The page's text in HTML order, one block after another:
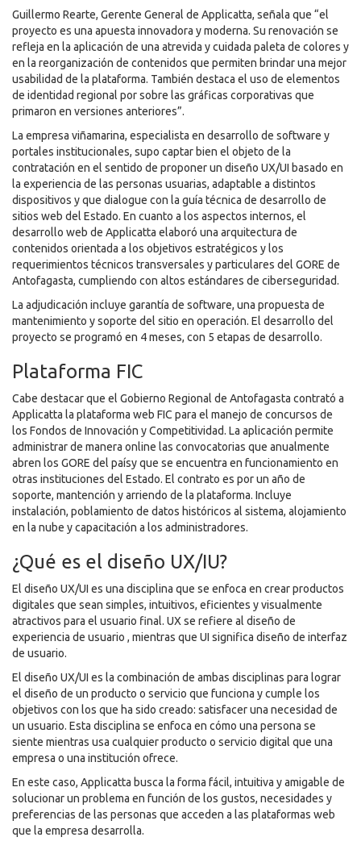
Guillermo Rearte, Gerente General de Applicatta, señala que “el
proyecto es una apuesta innovadora y moderna. Su renovación se
refleja en la aplicación de una atrevida y cuidada paleta de colores y
en la reorganización de contenidos que permiten brindar una mejor
usabilidad de la plataforma. También destaca el uso de elementos
de identidad regional por sobre las gráficas corporativas que
primaron en versiones anteriores”.
La empresa viñamarina, especialista en desarrollo de software y
portales institucionales, supo captar bien el objeto de la
contratación en el sentido de proponer un diseño UX/UI basado en
la experiencia de las personas usuarias, adaptable a distintos
dispositivos y que dialogue con la guía técnica de desarrollo de
sitios web del Estado. En cuanto a los aspectos internos, el
desarrollo web de Applicatta elaboró una arquitectura de
contenidos orientada a los objetivos estratégicos y los
requerimientos técnicos transversales y particulares del GORE de
Antofagasta, cumpliendo con altos estándares de ciberseguridad.
La adjudicación incluye garantía de software, una propuesta de
mantenimiento y soporte del sitio en operación. El desarrollo del
proyecto se programó en 4 meses, con 5 etapas de desarrollo.
Plataforma FIC
Cabe destacar que el Gobierno Regional de Antofagasta contrató a
Applicatta la plataforma web FIC para el manejo de concursos de
los Fondos de Innovación y Competitividad. La aplicación permite
administrar de manera online las convocatorias que anualmente
abren los GORE del paísy que se encuentra en funcionamiento en
otras instituciones del Estado. El contrato es por un año de
soporte, mantención y arriendo de la plataforma. Incluye
instalación, poblamiento de datos históricos al sistema, alojamiento
en la nube y capacitación a los administradores.
¿Qué es el diseño UX/IU?
El diseño UX/UI es una disciplina que se enfoca en crear productos
digitales que sean simples, intuitivos, eficientes y visualmente
atractivos para el usuario final. UX se refiere al diseño de
experiencia de usuario , mientras que UI significa diseño de interfaz
de usuario.
El diseño UX/UI es la combinación de ambas disciplinas para lograr
el diseño de un producto o servicio que funciona y cumple los
objetivos con los que ha sido creado: satisfacer una necesidad de
un usuario. Esta disciplina se enfoca en cómo una persona se
siente mientras usa cualquier producto o servicio digital que una
empresa o una institución ofrece.
En este caso, Applicatta busca la forma fácil, intuitiva y amigable de
solucionar un problema en función de los gustos, necesidades y
preferencias de las personas que acceden a las plataformas web
que la empresa desarrolla.